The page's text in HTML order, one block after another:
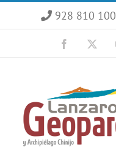
928 810 100
Facebook